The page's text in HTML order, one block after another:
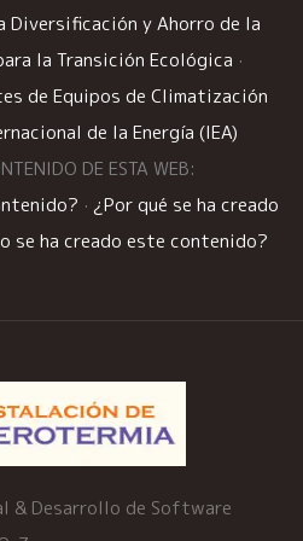
y Ahorro de la
la Transición Ecológica ·
de Equipos de Climatización
de la Energía (IEA)
DE ESTA WEB:
· ¿Por qué se ha creado
se ha creado este contenido?
& Desarrollo de Software